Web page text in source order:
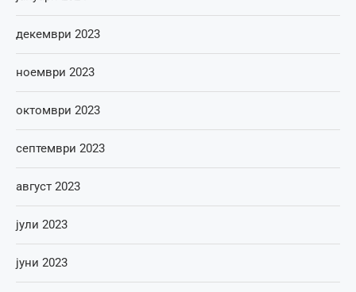
декември 2023
ноември 2023
октомври 2023
септември 2023
август 2023
јули 2023
јуни 2023